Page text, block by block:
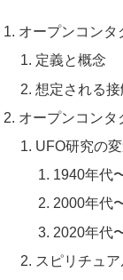
オープンコンタ
定義と概念
想定される
オープンコンタ
UFO研究の
1940年代
2000年代
2020年代
スピリチュ